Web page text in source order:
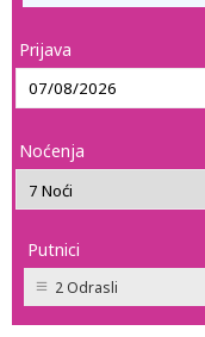
Prijava
Noćenja
Putnici
2 Odrasli